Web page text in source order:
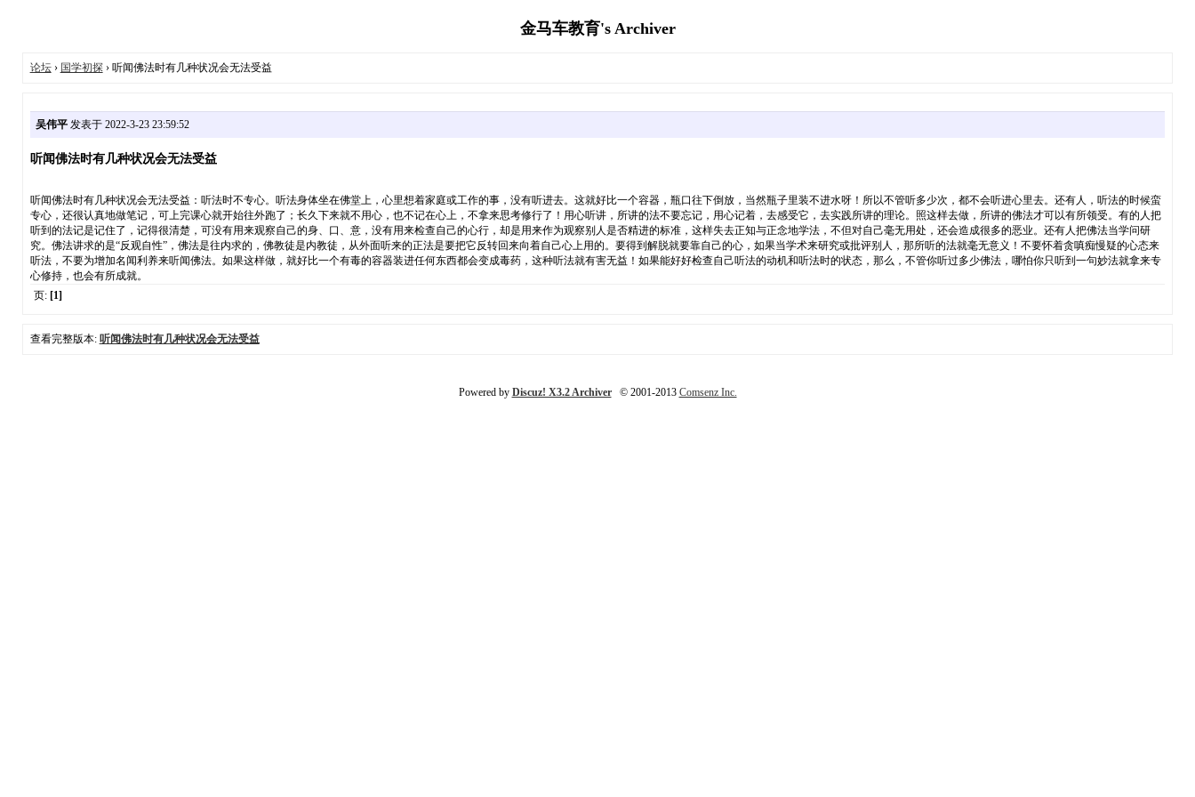
金马车教育's Archiver
论坛› 国学初探› 听闻佛法时有几种状况会无法受益
吴伟平发表于 2022-3-23 23:59:52
听闻佛法时有几种状况会无法受益
听闻佛法时有几种状况会无法受益：听法时不专心。听法身体坐在佛堂上，心里想着家庭或工作的事，没有听进去。这就好比一个容器，瓶口往下倒放，当然瓶子里装不进水呀！所以不管听多少次，都不会听进心里去。还有人，听法的时候蛮
专心，还很认真地做笔记，可上完课心就开始往外跑了；长久下来就不用心，也不记在心上，不拿来思考修行了！用心听讲，所讲的法不要忘记，用心记着，去感受它，去实践所讲的理论。照这样去做，所讲的佛法才可以有所领受。有的人把
听到的法记是记住了，记得很清楚，可没有用来观察自己的身、口、意，没有用来检查自己的心行，却是用来作为观察别人是否精进的标准，这样失去正知与正念地学法，不但对自己毫无用处，还会造成很多的恶业。还有人把佛法当学问研
究。佛法讲求的是“反观自性”，佛法是往内求的，佛教徒是内教徒，从外面听来的正法是要把它反转回来向着自己心上用的。要得到解脱就要靠自己的心，如果当学术来研究或批评别人，那所听的法就毫无意义！不要怀着贪嗔痴慢疑的心态来
听法，不要为增加名闻利养来听闻佛法。如果这样做，就好比一个有毒的容器装进任何东西都会变成毒药，这种听法就有害无益！如果能好好检查自己听法的动机和听法时的状态，那么，不管你听过多少佛法，哪怕你只听到一句妙法就拿来专
心修持，也会有所成就。
页: [1]
查看完整版本: 听闻佛法时有几种状况会无法受益
Powered by Discuz! X3.2 Archiver© 2001-2013 Comsenz Inc.